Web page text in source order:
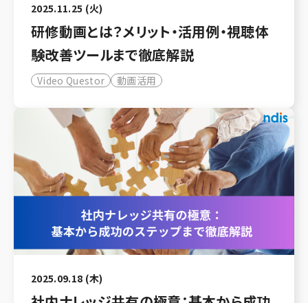
2025.11.25 (火)
研修動画とは？メリット・活用例・視聴体
験改善ツールまで徹底解説
Video Questor 動画活用
2025.09.18 (木)